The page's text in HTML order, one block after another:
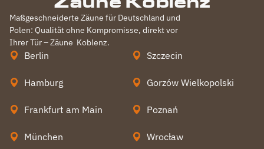
Maßgeschneiderte Zäune für Deutschland und
Polen: Qualität ohne Kompromisse, direkt vor
Ihrer Tür – Zäune Koblenz.
Berlin
Hamburg
Frankfurt am Main
München
Szczecin
Gorzów Wielkopolski
Poznań
Wrocław